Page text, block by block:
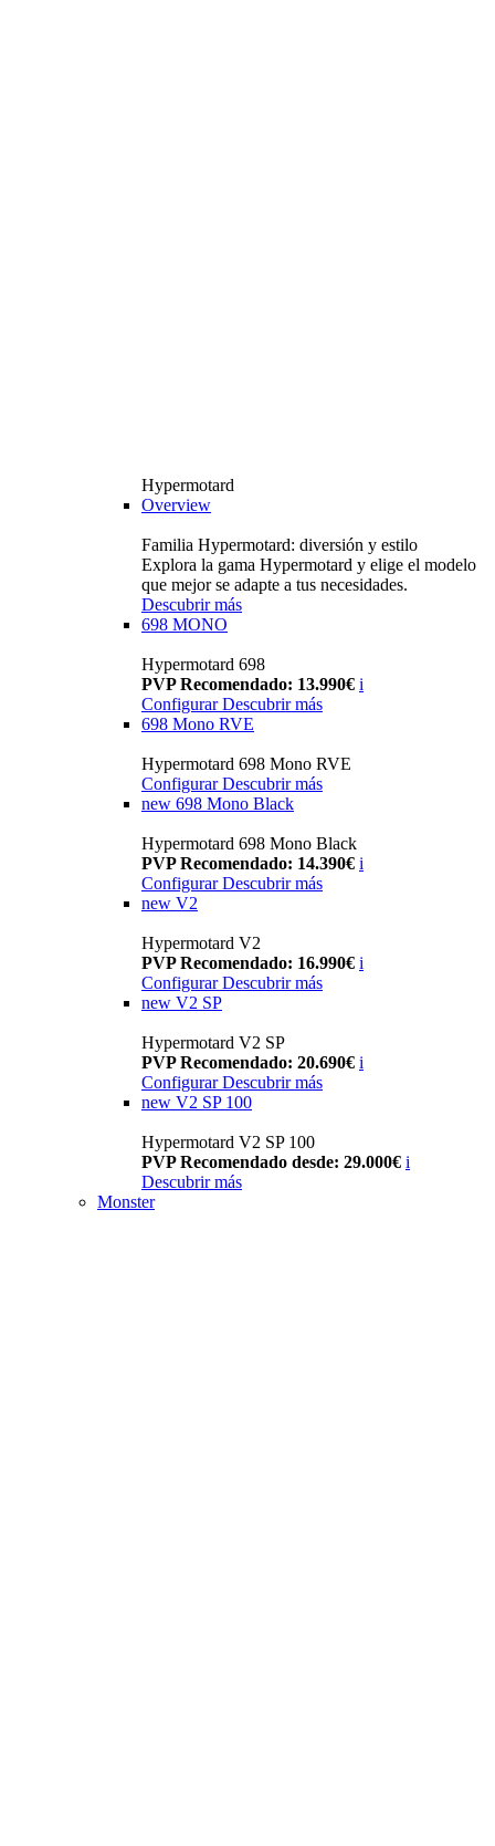
Hypermotard
Overview
Familia Hypermotard: diversión y estilo
Explora la gama Hypermotard y elige el modelo
que mejor se adapte a tus necesidades.
Descubrir más
698 MONO
Hypermotard 698
PVP Recomendado: 13.990€ i
ConfigurarDescubrir más
698 Mono RVE
Hypermotard 698 Mono RVE
Configurar Descubrir más
new 698 Mono Black
Hypermotard 698 Mono Black
PVP Recomendado: 14.390€ i
Configurar Descubrir más
new V2
Hypermotard V2
PVP Recomendado: 16.990€ i
Configurar Descubrir más
new V2 SP
Hypermotard V2 SP
PVP Recomendado: 20.690€ i
Configurar Descubrir más
new V2 SP 100
Hypermotard V2 SP 100
PVP Recomendado desde: 29.000€ i
Descubrir más
Monster